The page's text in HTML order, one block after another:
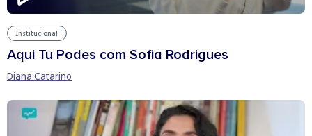
Institucional
Aqui Tu Podes com Sofia Rodrigues
Diana Catarino